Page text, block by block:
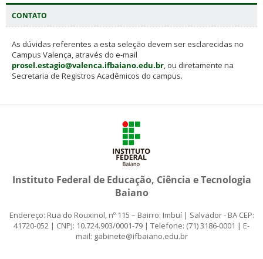
CONTATO
As dúvidas referentes a esta seleção devem ser esclarecidas no
Campus Valença, através do e-mail
prosel.estagio@valenca.ifbaiano.edu.br, ou diretamente na
Secretaria de Registros Acadêmicos do campus.
Instituto Federal de Educação, Ciência e Tecnologia
Baiano
Endereço: Rua do Rouxinol, nº 115 – Bairro: Imbuí | Salvador - BA CEP:
41720-052 | CNPJ: 10.724.903/0001-79 | Telefone: (71) 3186-0001 | E-
mail: gabinete@ifbaiano.edu.br